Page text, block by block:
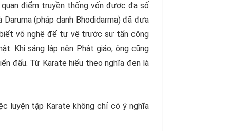
điểm truyền thống vốn được đa số
(pháp danh Bhodidarma) đã đưa
võ nghệ để tự vệ trước sự tấn công
Khi sáng lập nên Phật giáo, ông cũng
đấu. Từ Karate hiểu theo nghĩa đen là
luyện tập Karate không chỉ có ý nghĩa